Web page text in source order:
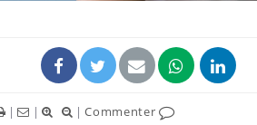
| | |Commenter